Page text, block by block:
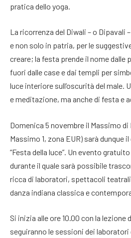
pratica dello yoga.
La ricorrenza del Diwali – o Dipavali
e non solo in patria, per le
creare; la festa prende il nome dalle
fuori dalle case e dai templi per
luce interiore sull’oscurità del male.
e meditazione, ma anche di festa e
Domenica 5 novembre il Massimo
Massimo 1, zona EUR) sarà dunque
“Festa della luce”. Un evento
durante il quale sarà possibile
ricca di laboratori, spettacoli
danza indiana classica e
Si inizia alle ore 10.00 con la lezione
seguiranno le sessioni dei